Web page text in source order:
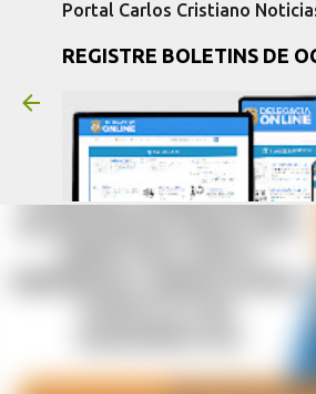
Portal Carlos Cristiano
REGISTRE BOLETINS DE